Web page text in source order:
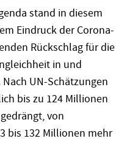
stand in diesem
Eindruck der Corona-
Rückschlag für die
in und
UN-Schätzungen
bis zu 124 Millionen
von
bis 132 Millionen mehr